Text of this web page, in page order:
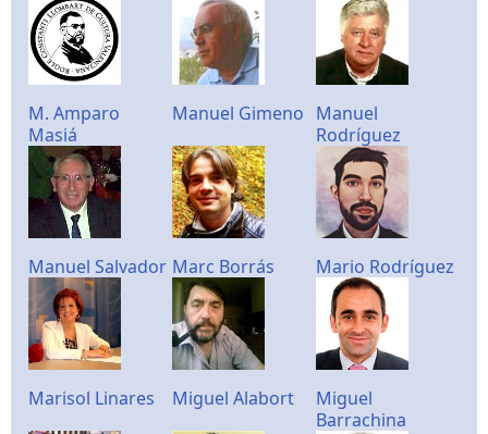
M. Amparo
Masiá
Manuel Gimeno Manuel
Rodríguez
Manuel Salvador Marc Borrás Mario Rodríguez
Marisol Linares Miguel Alabort
Miguel
Barrachina